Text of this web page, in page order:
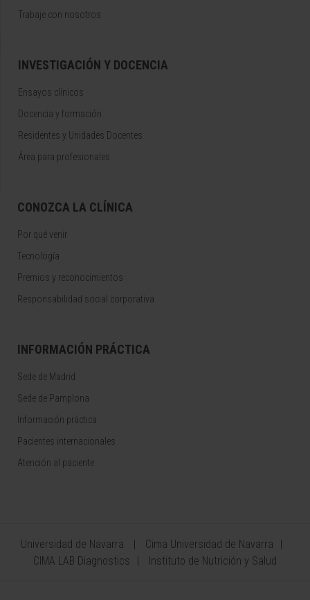
Trabaje con nosotros
INVESTIGACIÓN Y DOCENCIA
Ensayos clínicos
Docencia y formación
Residentes y Unidades Docentes
Área para profesionales
CONOZCA LA CLÍNICA
Por qué venir
Tecnología
Premios y reconocimientos
Responsabilidad social corporativa
INFORMACIÓN PRÁCTICA
Sede de Madrid
Sede de Pamplona
Información práctica
Pacientes internacionales
Atención al paciente
Universidad de Navarra
Cima Universidad de Navarra
CIMA LAB Diagnostics
Instituto de Nutrición y Salud